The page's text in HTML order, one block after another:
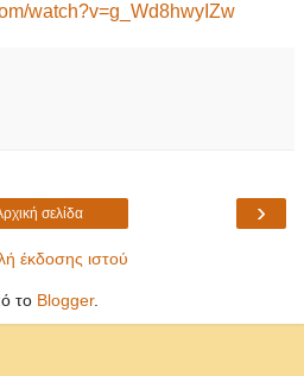
watch?v=g_Wd8hwyIZw
›
σελίδα
έκδοσης ιστού
το Blogger.